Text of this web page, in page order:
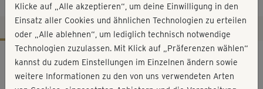
Workout-Facts
mittelschwer
Klicke auf „Alle akzeptieren“, um deine Einwilligung in den
Einsatz aller Cookies und ähnlichen Technologien zu erteilen
oder „Alle ablehnen“, um lediglich technisch notwendige
Technologien zuzulassen. Mit Klick auf „Präferenzen wählen“
kannst du zudem Einstellungen im Einzelnen ändern sowie
weitere Informationen zu den von uns verwendeten Arten